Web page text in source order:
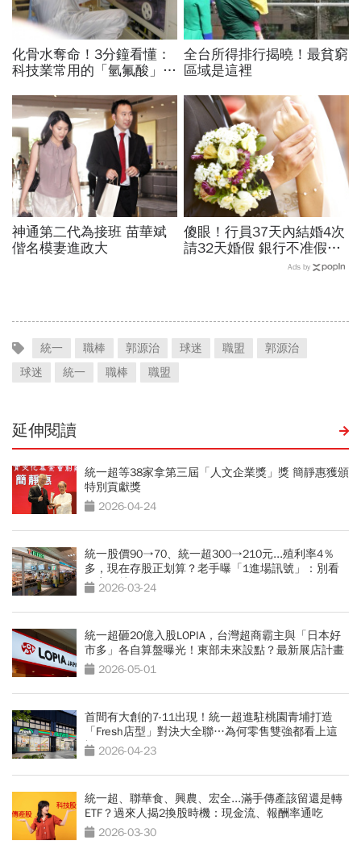
化骨水奪命！3分鐘看懂：
科技業常用的「氫氟酸」，
全台所得排行揭曉！最貧窮
區域是這裡
神通第二代為接班 苗華斌
偕名模妻進政大
傻眼！行員37天內結婚4次
請32天婚假 銀行不准假遭
Ads by
統一 職棒 郭源治 球迷 職盟
郭源治
球迷
統一 職棒 職盟
延伸閱讀
統一超等38家拿第三屆「人文企業獎」獎 簡靜惠獲頒
特別貢獻獎
2026-04-24
統一股價90→70、統一超300→210元...殖利率4％
多，現在存股正划算？老手曝「1進場訊號」：別看
便宜價就衝
2026-03-24
統一超砸20億入股LOPIA，台灣超商霸主與「日本好
市多」各自算盤曝光！東部未來設點？最新展店計畫
2026-05-01
首間有大創的7-11出現！統一超進駐桃園青埔打造
「Fresh店型」對決大全聯…為何零售雙強都看上這
裡？2026-04-23
統一超、聯華食、興農、宏全...滿手傳產該留還是轉
ETF？過來人揭2換股時機：現金流、報酬率通吃
2026-03-30